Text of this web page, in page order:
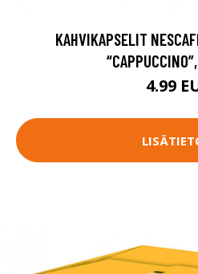
KAHVIKAPSELIT
4.99